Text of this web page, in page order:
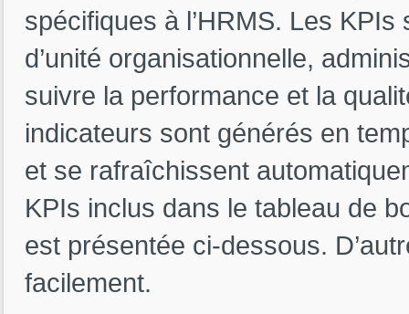
spécifiques à l’HRMS. Les
d’unité organisationnelle,
suivre la performance et la
indicateurs sont générés en
et se rafraîchissent
KPIs inclus dans le tableau de
est présentée ci-dessous.
facilement.